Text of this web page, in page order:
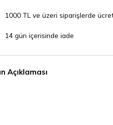
1000 TL ve üzeri siparişlerde
14 gün içerisinde iade
Açıklaması